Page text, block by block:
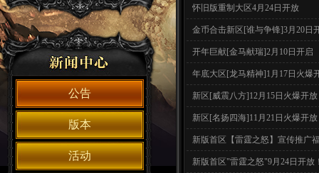
公告
版本
活动
怀旧版重制大区4月24日开放
金币合击新区[谁与争锋]3月20日
开年巨献[金马献瑞]2月10日开启
年底大区[龙马精神]1月17日火爆
新区[威震八方]12月15日火爆开放
新区[名扬四海]11月21日火爆开放
新版首区【雷霆之怒】宣传推广
新版首区"雷霆之怒"9月24日开放